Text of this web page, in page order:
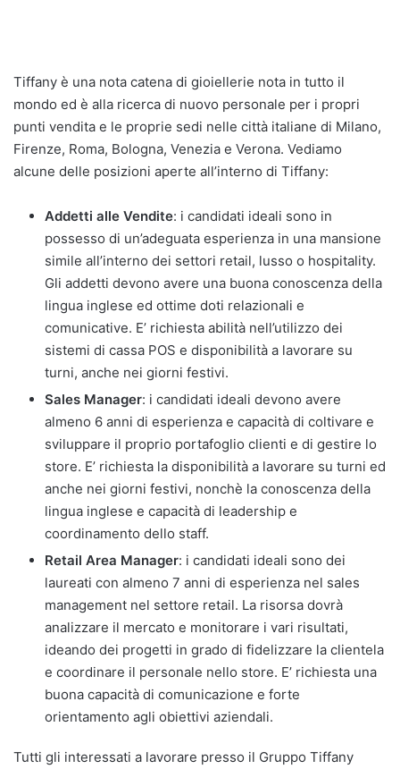
Tiffany è una nota catena di gioiellerie nota in tutto il
mondo ed è alla ricerca di nuovo personale per i propri
punti vendita e le proprie sedi nelle città italiane di Milano,
Firenze, Roma, Bologna, Venezia e Verona. Vediamo
alcune delle posizioni aperte all’interno di Tiffany:
Addetti alle Vendite: i candidati ideali sono in
possesso di un’adeguata esperienza in una mansione
simile all’interno dei settori retail, lusso o hospitality.
Gli addetti devono avere una buona conoscenza della
lingua inglese ed ottime doti relazionali e
comunicative. E’ richiesta abilità nell’utilizzo dei
sistemi di cassa POS e disponibilità a lavorare su
turni, anche nei giorni festivi.
Sales Manager: i candidati ideali devono avere
almeno 6 anni di esperienza e capacità di coltivare e
sviluppare il proprio portafoglio clienti e di gestire lo
store. E’ richiesta la disponibilità a lavorare su turni ed
anche nei giorni festivi, nonchè la conoscenza della
lingua inglese e capacità di leadership e
coordinamento dello staff.
Retail Area Manager: i candidati ideali sono dei
laureati con almeno 7 anni di esperienza nel sales
management nel settore retail. La risorsa dovrà
analizzare il mercato e monitorare i vari risultati,
ideando dei progetti in grado di fidelizzare la clientela
e coordinare il personale nello store. E’ richiesta una
buona capacità di comunicazione e forte
orientamento agli obiettivi aziendali.
Tutti gli interessati a lavorare presso il Gruppo Tiffany